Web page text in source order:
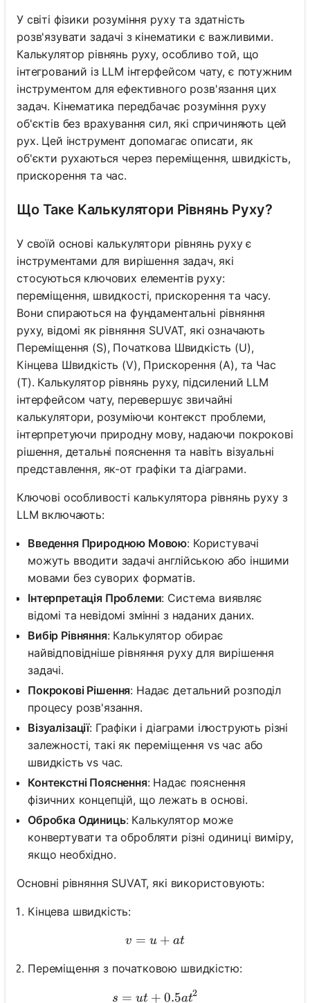
У світі фізики розуміння руху та здатність
розв'язувати задачі з кінематики є важливими.
Калькулятор рівнянь руху, особливо той, що
інтегрований із LLM інтерфейсом чату, є потужним
інструментом для ефективного розв'язання цих
задач. Кінематика передбачає розуміння руху
об'єктів без врахування сил, які спричиняють цей
рух. Цей інструмент допомагає описати, як
об'єкти рухаються через переміщення, швидкість,
прискорення та час.
Що Таке Калькулятори Рівнянь Руху?
У своїй основі калькулятори рівнянь руху є
інструментами для вирішення задач, які
стосуються ключових елементів руху:
переміщення, швидкості, прискорення та часу.
Вони спираються на фундаментальні рівняння
руху, відомі як рівняння SUVAT, які означають
Переміщення (S), Початкова Швидкість (U),
Кінцева Швидкість (V), Прискорення (A), та Час
(T). Калькулятор рівнянь руху, підсилений LLM
інтерфейсом чату, перевершує звичайні
калькулятори, розуміючи контекст проблеми,
інтерпретуючи природну мову, надаючи покрокові
рішення, детальні пояснення та навіть візуальні
представлення, як-от графіки та діаграми.
Ключові особливості калькулятора рівнянь руху з
LLM включають:
Введення Природною Мовою: Користувачі
можуть вводити задачі англійською або іншими
мовами без суворих форматів.
Інтерпретація Проблеми: Система виявляє
відомі та невідомі змінні з наданих даних.
Вибір Рівняння: Калькулятор обирає
найвідповідніше рівняння руху для вирішення
задачі.
Покрокові Рішення: Надає детальний розподіл
процесу розв'язання.
Візуалізації: Графіки і діаграми ілюструють різні
залежності, такі як переміщення vs час або
швидкість vs час.
Контекстні Пояснення: Надає пояснення
фізичних концепцій, що лежать в основі.
Обробка Одиниць: Калькулятор може
конвертувати та обробляти різні одиниці виміру,
якщо необхідно.
Основні рівняння SUVAT, які використовують:
Кінцева швидкість:
v = u + at
v = u + at
Переміщення з початковою швидкістю:
s = ut + 0.5at^2
s = ut + 0.5at2